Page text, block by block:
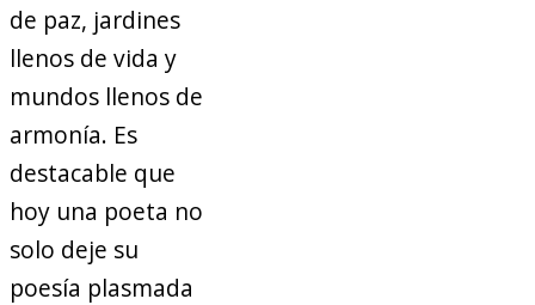
de paz, jardines
llenos de vida y
mundos llenos de
armonía. Es
destacable que
hoy una poeta no
solo deje su
poesía plasmada